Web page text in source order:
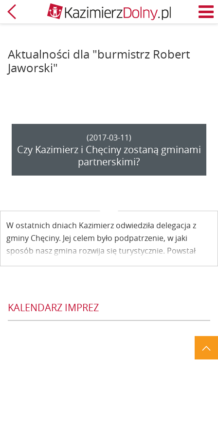
Powrót
Aktualności dla "burmistrz Robert
Jaworski"
(2017-03-11)
Czy Kazimierz i Chęciny zostaną gminami
partnerskimi?
W ostatnich dniach Kazimierz odwiedziła delegacja z
gminy Chęciny. Jej celem było podpatrzenie, w jaki
sposób nasz gmina rozwija się turystycznie. Powstał
także pomysł nawiązania współpracy partnerskiej
KALENDARZ IMPREZ